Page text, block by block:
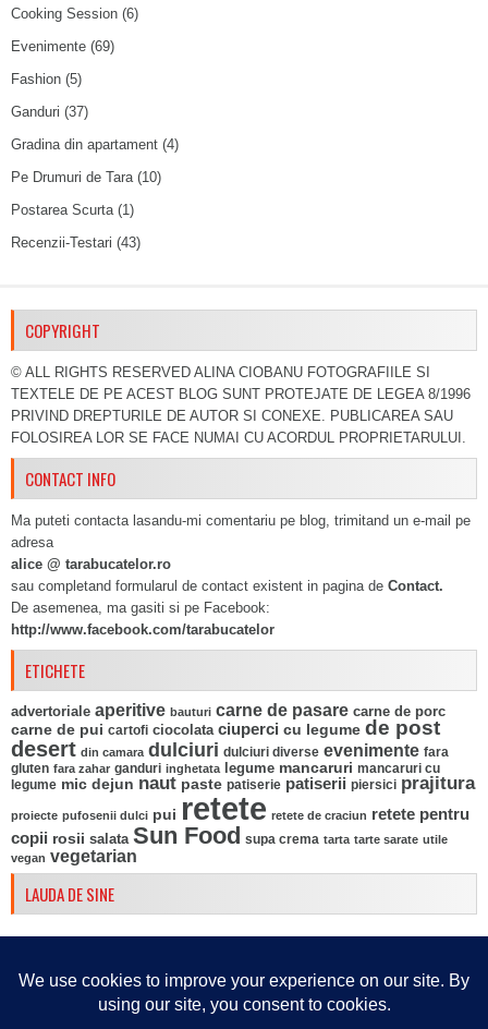
Cooking Session (6)
Evenimente (69)
Fashion (5)
Ganduri (37)
Gradina din apartament (4)
Pe Drumuri de Tara(10)
Postarea Scurta(1)
Recenzii-Testari (43)
COPYRIGHT
© ALL RIGHTS RESERVED ALINA CIOBANU FOTOGRAFIILE SI
TEXTELE DE PE ACEST BLOG SUNT PROTEJATE DE LEGEA 8/1996
PRIVIND DREPTURILE DE AUTOR SI CONEXE. PUBLICAREA SAU
FOLOSIREA LOR SE FACE NUMAI CU ACORDUL PROPRIETARULUI.
CONTACT INFO
Ma puteti contacta lasandu-mi comentariu pe blog, trimitand un e-mail pe
adresa
alice @ tarabucatelor.ro
sau completand formularul de contact existent in pagina de Contact.
De asemenea, ma gasiti si pe Facebook:
http://www.facebook.com/tarabucatelor
ETICHETE
advertoriale aperitive bauturi carne de pasare carne de porc
carne de pui cartofi ciocolata ciuperci cu legume de post
desert din camara dulciuri dulciuri diverse evenimente fara
gluten fara zahar ganduri inghetata legume mancaruri mancaruri cu
legume mic dejun naut paste patiserie patiserii piersici prajitura
proiecte pufosenii dulci pui retete retete de craciun retete pentru
copii rosii salata Sun Food supa crema tarta tarte sarate utile
vegan vegetarian
LAUDA DE SINE